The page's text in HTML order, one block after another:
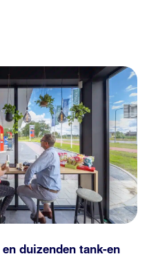
en duizenden tank-en